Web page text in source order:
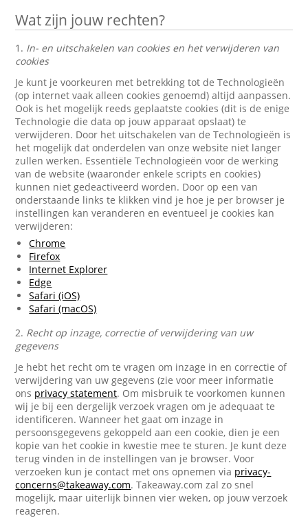
Wat zijn jouw rechten?
1. In- en uitschakelen van cookies en het verwijderen van
cookies
Je kunt je voorkeuren met betrekking tot de Technologieën
(op internet vaak alleen cookies genoemd) altijd aanpassen.
Ook is het mogelijk reeds geplaatste cookies (dit is de enige
Technologie die data op jouw apparaat opslaat) te
verwijderen. Door het uitschakelen van de Technologieën is
het mogelijk dat onderdelen van onze website niet langer
zullen werken. Essentiële Technologieën voor de werking
van de website (waaronder enkele scripts en cookies)
kunnen niet gedeactiveerd worden. Door op een van
onderstaande links te klikken vind je hoe je per browser je
instellingen kan veranderen en eventueel je cookies kan
verwijderen:
Chrome
Firefox
Internet Explorer
Edge
Safari (iOS)
Safari (macOS)
2. Recht op inzage, correctie of verwijdering van uw
gegevens
Je hebt het recht om te vragen om inzage in en correctie of
verwijdering van uw gegevens (zie voor meer informatie
ons privacy statement. Om misbruik te voorkomen kunnen
wij je bij een dergelijk verzoek vragen om je adequaat te
identificeren. Wanneer het gaat om inzage in
persoonsgegevens gekoppeld aan een cookie, dien je een
kopie van het cookie in kwestie mee te sturen. Je kunt deze
terug vinden in de instellingen van je browser. Voor
verzoeken kun je contact met ons opnemen via privacy-
concerns@takeaway.com. Takeaway.com zal zo snel
mogelijk, maar uiterlijk binnen vier weken, op jouw verzoek
reageren.